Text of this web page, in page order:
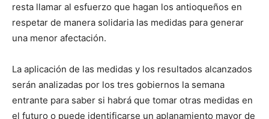
resta llamar al esfuerzo que hagan los antioqueños en
respetar de manera solidaria las medidas para generar
una menor afectación.
La aplicación de las medidas y los resultados alcanzados
serán analizadas por los tres gobiernos la semana
entrante para saber si habrá que tomar otras medidas en
el futuro o puede identificarse un aplanamiento mayor de